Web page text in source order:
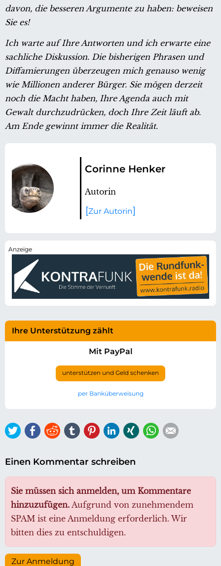
davon, die besseren Argumente zu haben: beweisen
Sie es!
Ich warte auf Ihre Antworten und ich erwarte eine
sachliche Diskussion. Die bisherigen Phrasen und
Diffamierungen überzeugen mich genauso wenig
wie Millionen anderer Bürger. Sie mögen derzeit
noch die Macht haben, Ihre Agenda auch mit
Gewalt durchzudrücken, doch Ihre Zeit läuft ab.
Am Ende gewinnt immer die Realität.
Corinne Henker
Autorin
Zur Autorin
Ihre Unterstützung zählt
Mit PayPal
unterstützen und Geld schenken
per Banküberweisung
TwitterFacebook
ReddittumblrPinterestLinkedIn
Xing WhatsApp
Einen Kommentar schreiben
Sie müssen sich anmelden, um Kommentare
hinzuzufügen. Aufgrund von zunehmendem
SPAM ist eine Anmeldung erforderlich. Wir
bitten dies zu entschuldigen.
Zur Anmeldung